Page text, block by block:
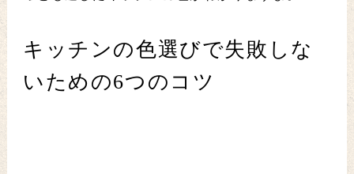
キッチンの色選びで失敗しな
いための6つのコツ